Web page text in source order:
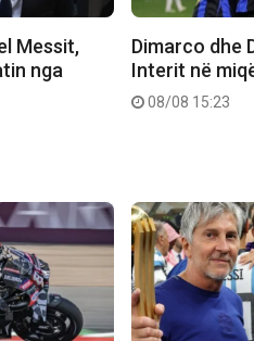
Messit,
nga
Dimarco dhe
Interit në
08/08 15:23